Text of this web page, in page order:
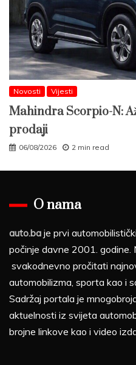
Novosti Vijesti
Mahindra Scorpio-N:
prodaji
06/08/2026 2 min read
O nama
auto.ba je prvi
počinje davne 2001. godine.
svakodnevno pročitati
automobilizma, sporta kao i
Sadržaj portala je
aktuelnosti iz svijeta
brojne linkove kao i video